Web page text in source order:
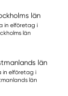
län
in elföretag i
län
län
in elföretag i
län